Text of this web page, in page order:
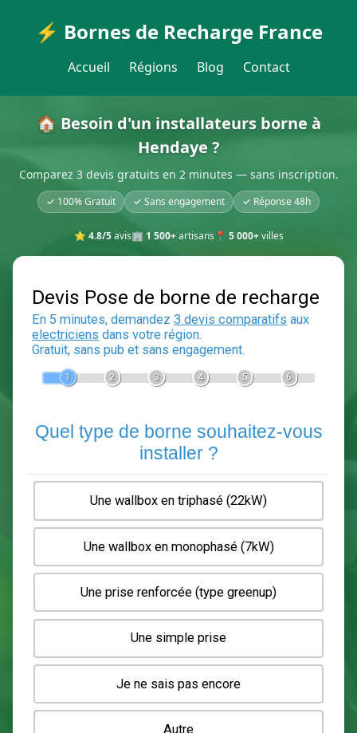
⚡ Bornes de Recharge France
Accueil Régions Blog Contact
🏠 Besoin d'un installateurs borne à
Hendaye ?
Comparez 3 devis gratuits en 2 minutes — sans inscription.
✓ 100% Gratuit ✓ Sans engagement ✓ Réponse 48h
⭐ 4.8/5avis🏢 1 500+artisans 📍 5 000+villes
Devis Pose de borne de
En 5 minutes, demandez3 devis comparatifs
Gratuit, sans pub et sans engagement.
2 3 6
Quel type de borne souhaitez-
installer ?
Une wallbox en triphasé (22kW)
Une wallbox en monophasé (7kW)
Une prise renforcée (type greenup)